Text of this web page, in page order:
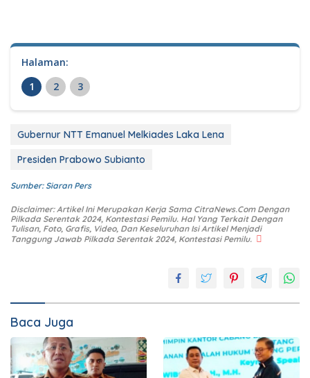
Halaman:
1
2 3
Gubernur NTT Emanuel Melkiades Laka Lena
Presiden Prabowo Subianto
Sumber: Siaran Pers
Disclaimer: Artikel Ini Merupakan Kerja Sama CitraNews.Com Dengan
Pilkada Serentak 2024, Kontestasi Pemilu. Hal Yang Terkait Dengan
Tulisan, Foto, Grafis, Video, Dan Keseluruhan Isi Artikel Menjadi
Tanggung Jawab Pilkada Serentak 2024, Kontestasi Pemilu.
Baca Juga